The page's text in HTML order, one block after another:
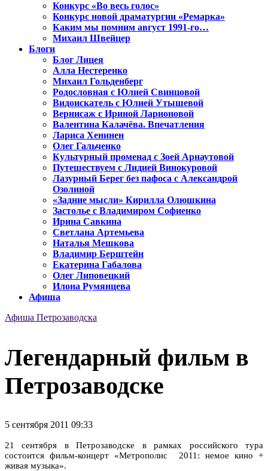
Конкурс «Во весь голос»
Конкурс новой драматургии «Ремарка»
Каким мы помним август 1991-го…
Михаил Швейцер
Блоги
Блог Лицея
Алла Нестеренко
Михаил Гольденберг
Родословная с Юлией Свинцовой
Видоискатель с Юлией Утышевой
Вернисаж с Ириной Ларионовой
Валентина Калачёва. Впечатления
Лариса Хенинен
Олег Гальченко
Культурный променад с Зоей Арнаутовой
Путешествуем с Лидией Винокуровой
Лазурный Берег без пафоса с Александрой
Озолиной
«Задние мысли» Кирилла Олюшкина
Застолье с Владимиром Софиенко
Ирина Савкина
Светлана Артемьева
Наталья Мешкова
Владимир Берштейн
Екатерина Габалова
Олег Липовецкий
Илона Румянцева
Афиша
Афиша Петрозаводска
Легендарный фильм в
Петрозаводске
5 сентября 2011 09:33
21 сентября в Петрозаводске в рамках российского тура
состоится фильм-концерт «Метрополис 2011: немое кино +
живая музыка».